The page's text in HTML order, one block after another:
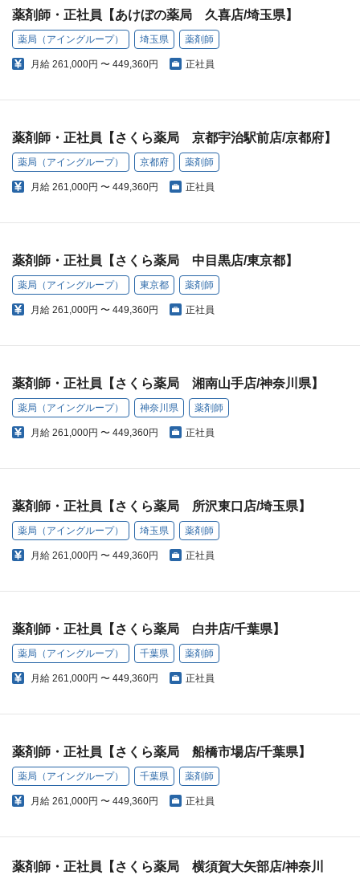
薬剤師・正社員【あけぼの薬局 久喜店/埼玉県】
薬局（アイングループ） 埼玉県 薬剤師
月給 261,000円 〜 449,360円 正社員
薬剤師・正社員【さくら薬局 京都宇治駅前店/京都府】
薬局（アイングループ） 京都府 薬剤師
月給 261,000円 〜 449,360円 正社員
薬剤師・正社員【さくら薬局 中目黒店/東京都】
薬局（アイングループ） 東京都 薬剤師
月給 261,000円 〜 449,360円 正社員
薬剤師・正社員【さくら薬局 湘南山手店/神奈川県】
薬局（アイングループ） 神奈川県 薬剤師
月給 261,000円 〜 449,360円 正社員
薬剤師・正社員【さくら薬局 所沢東口店/埼玉県】
薬局（アイングループ） 埼玉県 薬剤師
月給 261,000円 〜 449,360円 正社員
薬剤師・正社員【さくら薬局 白井店/千葉県】
薬局（アイングループ） 千葉県 薬剤師
月給 261,000円 〜 449,360円 正社員
薬剤師・正社員【さくら薬局 船橋市場店/千葉県】
薬局（アイングループ） 千葉県 薬剤師
月給 261,000円 〜 449,360円 正社員
薬剤師・正社員【さくら薬局 横須賀大矢部店/神奈川